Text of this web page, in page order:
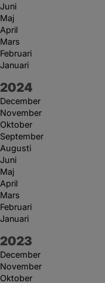
Juni
Maj
April
Mars
Februari
Januari
År:
2024
December
November
Oktober
September
Augusti
Juni
Maj
April
Mars
Februari
Januari
År:
2023
December
November
Oktober